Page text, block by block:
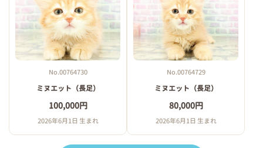
No.00764730
ミヌエット（長足）
100,000円
2026年6月1日 生まれ
No.00764729
ミヌエット（長足）
80,000円
2026年6月1日 生まれ